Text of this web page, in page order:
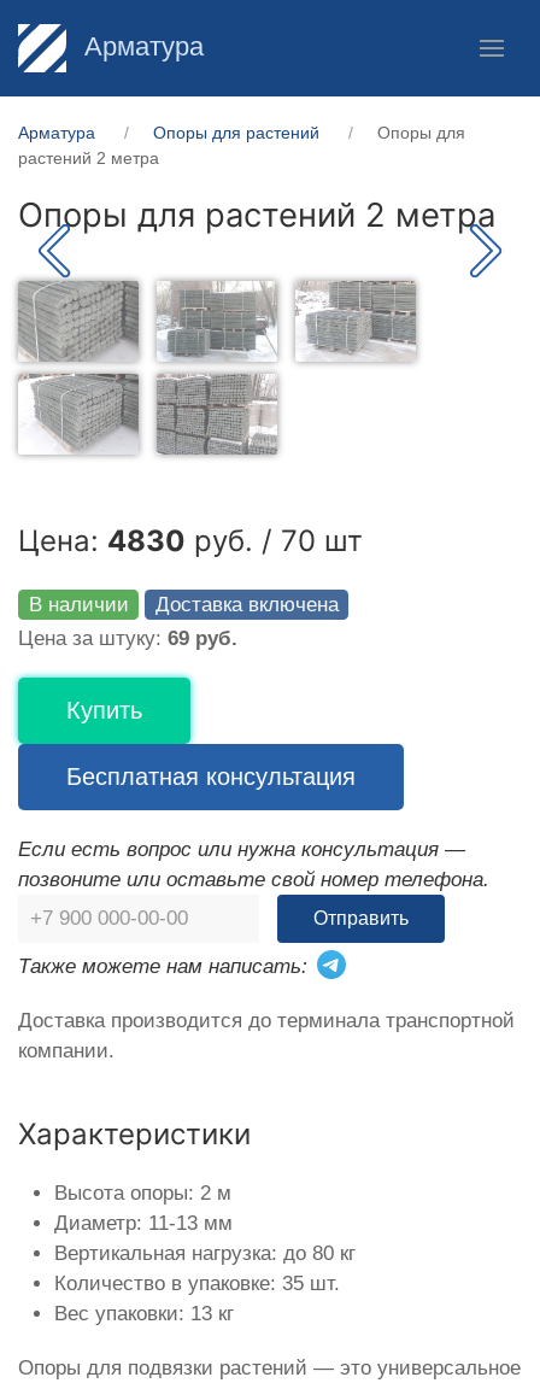
Арматура
Арматура Опоры для растений
Опоры для
растений 2 метра
Опоры для растений 2 метра
Цена: 4830 руб. / 70 шт
В наличии
Доставка включена
Цена за штуку: 69 руб.
Купить
Бесплатная консультация
Если есть вопрос или нужна консультация —
позвоните или оставьте свой номер телефона.
Отправить
Также можете нам написать:
Доставка производится до терминала транспортной
компании.
Характеристики
Высота опоры: 2 м
Диаметр: 11-13 мм
Вертикальная нагрузка: до 80 кг
Количество в упаковке: 35 шт.
Вес упаковки: 13 кг
Опоры для подвязки растений — это универсальное